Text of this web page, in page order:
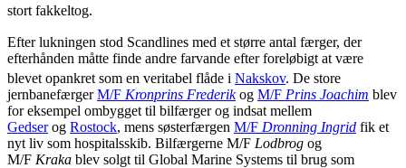
stort fakkeltog.
Efter lukningen stod Scandlines med et større antal færger, der
efterhånden måtte finde andre farvande efter foreløbigt at være
blevet opankret som en veritabel flåde i Nakskov. De store
jernbanefærgerM/F Kronprins Frederikog M/F Prins Joachim blev
for eksempel ombygget til bilfærger og indsat mellem
Gedserog Rostock, mens søsterfærgen M/F Dronning Ingrid fik et
nyt liv som hospitalsskib. Bilfærgerne M/F Lodbrog og
M/F Kraka blev solgt til Global Marine Systems til brug som